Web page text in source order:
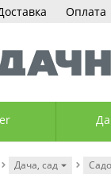
Оплата
Дача, сад